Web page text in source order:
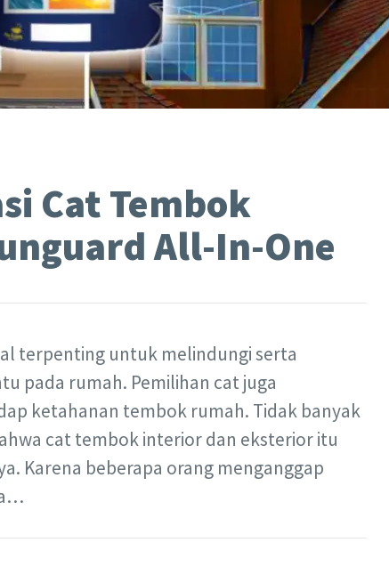
Cat Tembok
All-In-One
terpenting untuk melindungi serta
pada rumah. Pemilihan cat juga
ketahanan tembok rumah. Tidak banyak
cat tembok interior dan eksterior itu
Karena beberapa orang menganggap